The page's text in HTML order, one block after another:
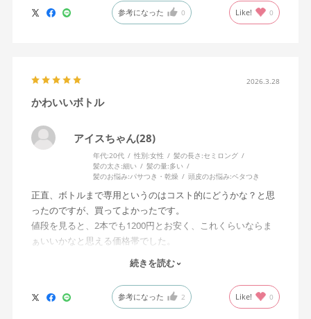
デザインも可愛いので気に入っています。
参考になった 0 Like! 0
2026.3.28
かわいいボトル
アイスちゃん(28)
年代:20代 性別:女性 髪の長さ:セミロング
髪の太さ:細い 髪の量:多い
髪のお悩み:パサつき・乾燥 頭皮のお悩み:ベタつき
正直、ボトルまで専用というのはコスト的にどうかな？と思
ったのですが、買ってよかったです。
値段を見ると、2本でも1200円とお安く、これくらいならま
ぁいいかなと思える価格帯でした。
あまりインテリアの中にピンク色が無いのですが、買ってみ
てすごく可愛かったので結果良かったと思います。
詰め替えが簡単でうれしいです。
続きを読む
参考になった 2 Like! 0